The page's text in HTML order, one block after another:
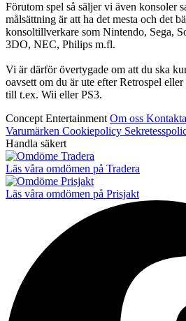
Förutom spel så säljer vi även konsoler
målsättning är att ha det mesta och det
konsoltillverkare som Nintendo, Sega,
3DO, NEC, Philips m.fl.
Vi är därför övertygade om att du ska
oavsett om du är ute efter Retrospel
till t.ex. Wii eller PS3.
Concept Entertainment Om oss
Varumärken Cookiepolicy
Handla säkert
Läs våra omdömen på Tradera
Läs våra omdömen på Prisjakt